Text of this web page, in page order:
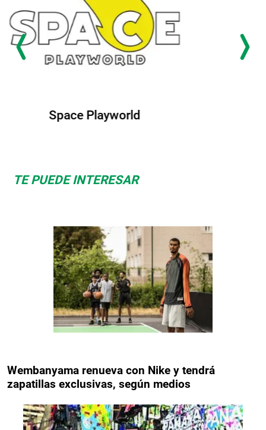
Albrook Bowling
TE PUEDE INTERESAR
Wembanyama renueva con Nike y tendrá
zapatillas exclusivas, según medios